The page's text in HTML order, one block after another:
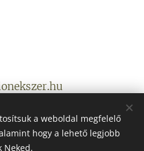
a weboldal megfelelő
hogy a lehető legjobb
Neked.